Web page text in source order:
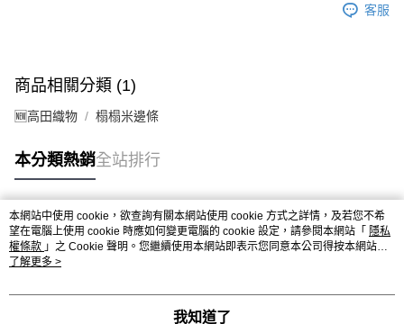
客服
商品相關分類 (1)
🆕高田織物 榻榻米邊條
本分類熱銷全站排行
熱門標籤
本網站中使用 cookie，欲查詢有關本網站使用 cookie 方式之詳情，及若您不希
望在電腦上使用 cookie 時應如何變更電腦的 cookie 設定，請參閱本網站「 隱私
權條款 」之 Cookie 聲明。您繼續使用本網站即表示您同意本公司得按本網站使
用條款之 Cookie 聲明使用 cookie。
了解更多 >
我知道了